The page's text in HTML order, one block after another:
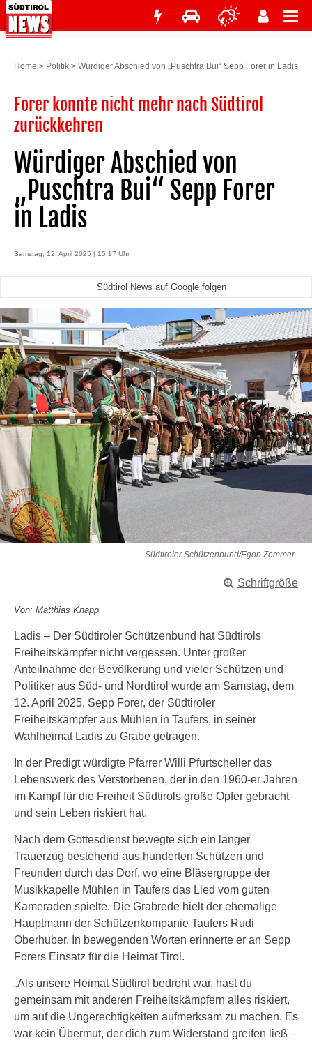
Home > Politik > Würdiger Abschied von „Puschtra Bui“ Sepp Forer in Ladis
Forer konnte nicht mehr nach Südtirol
zurückkehren
Würdiger Abschied von
„Puschtra Bui“ Sepp Forer
in Ladis
Samstag, 12. April 2025 | 15:17 Uhr
Südtirol News auf Google folgen
Südtiroler Schützenbund/Egon Zemmer
Schriftgröße
Von: Matthias Knapp
Ladis – Der Südtiroler Schützenbund hat Südtirols
Freiheitskämpfer nicht vergessen. Unter großer
Anteilnahme der Bevölkerung und vieler Schützen und
Politiker aus Süd- und Nordtirol wurde am Samstag, dem
12. April 2025, Sepp Forer, der Südtiroler
Freiheitskämpfer aus Mühlen in Taufers, in seiner
Wahlheimat Ladis zu Grabe getragen.
In der Predigt würdigte Pfarrer Willi Pfurtscheller das
Lebenswerk des Verstorbenen, der in den 1960-er Jahren
im Kampf für die Freiheit Südtirols große Opfer gebracht
und sein Leben riskiert hat.
Nach dem Gottesdienst bewegte sich ein langer
Trauerzug bestehend aus hunderten Schützen und
Freunden durch das Dorf, wo eine Bläsergruppe der
Musikkapelle Mühlen in Taufers das Lied vom guten
Kameraden spielte. Die Grabrede hielt der ehemalige
Hauptmann der Schützenkompanie Taufers Rudi
Oberhuber. In bewegenden Worten erinnerte er an Sepp
Forers Einsatz für die Heimat Tirol.
„Als unsere Heimat Südtirol bedroht war, hast du
gemeinsam mit anderen Freiheitskämpfern alles riskiert,
um auf die Ungerechtigkeiten aufmerksam zu machen. Es
war kein Übermut, der dich zum Widerstand greifen ließ –